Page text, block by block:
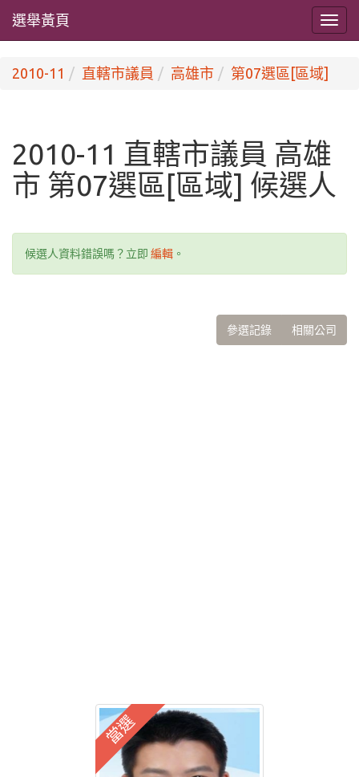
選舉黃頁
2010-11 直轄市議員 高雄市 第07選區[區域]
2010-11 直轄市議員 高雄
市 第07選區[區域] 候選人
候選人資料錯誤嗎？立即 編輯 。
參選記錄 相關公司
當選